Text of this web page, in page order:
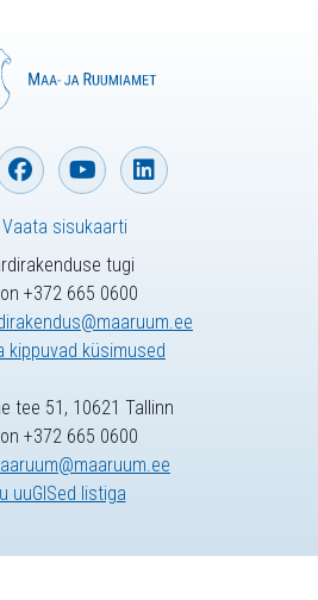
tugi
+372 665 0600
kippuvad küsimused
sisukaarti
tee 51, 10621 Tallinn
+372 665 0600
uuGISed listiga